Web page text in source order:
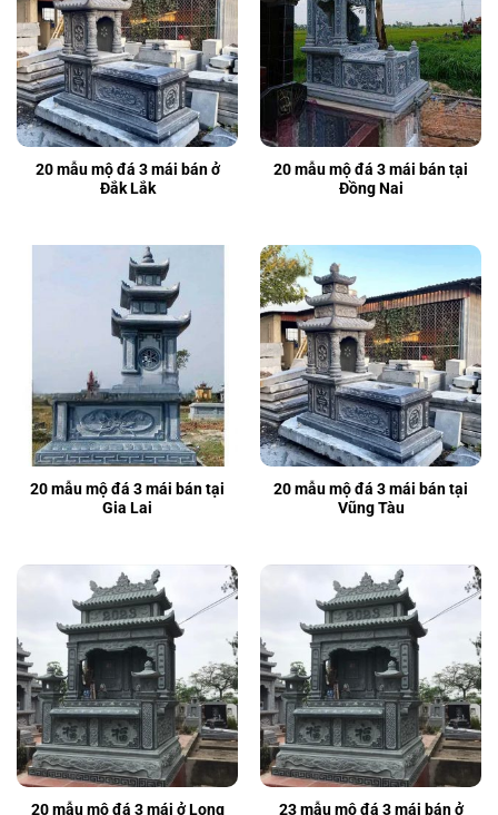
20 mẫu mộ đá 3 mái bán ở
Đắk Lắk
20 mẫu mộ đá 3 mái bán tại
Đồng Nai
20 mẫu mộ đá 3 mái bán tại
Gia Lai
20 mẫu mộ đá 3 mái bán tại
Vũng Tàu
20 mẫu mộ đá 3 mái ở Long
23 mẫu mộ đá 3 mái bán ở